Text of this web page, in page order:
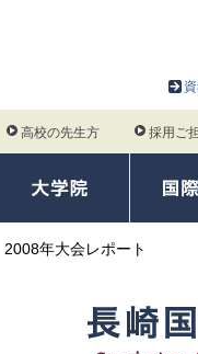
高校の先生方 採用ご
2008年大会レポート